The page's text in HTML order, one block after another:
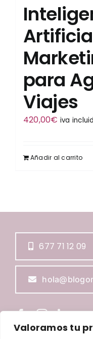
Valoramos tu
para
Viajes
420,00€ iva
Añadir al carrito
677 71 12 09